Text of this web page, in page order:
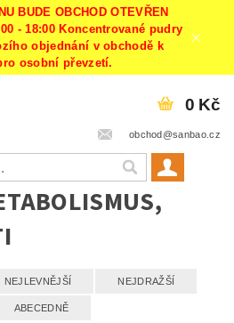
BUDE OBCHOD OTEVŘEN
- 18:00 Koncentrované pudry
objednání v obchodě k
osobní převzetí.
obchod@sanbao.cz
0 Kč
NEJLEVNĚJŠÍ NEJDRAŽŠÍ
ABECEDNĚ